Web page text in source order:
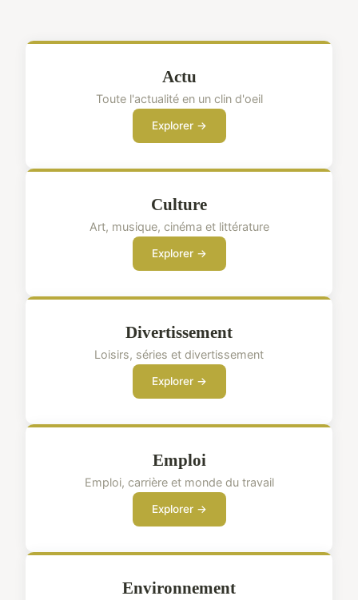
Actu
Toute l'actualité en un clin d'oeil
Explorer →
Culture
Art, musique, cinéma et littérature
Explorer →
Divertissement
Loisirs, séries et divertissement
Explorer →
Emploi
Emploi, carrière et monde du travail
Explorer →
Environnement